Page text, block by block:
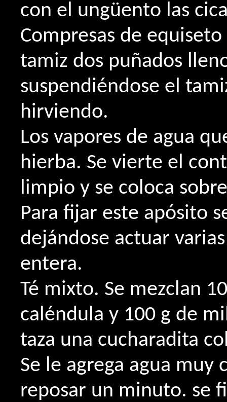
con el ungüento las
Compresas de
tamiz dos puñados
suspendiéndose el
hirviendo.
Los vapores de agua
hierba. Se vierte el
limpio y se coloca
Para fijar este apósito
dejándose actuar
entera.
Té mixto. Se mezclan
caléndula y 100 g de
taza una cucharadita
Se le agrega agua muy
reposar un minuto. se